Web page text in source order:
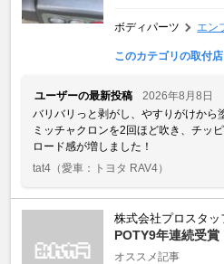
ボディパーツ エン
このカテゴリの取付
ユーザーの最新投稿
2026年8月8日
バリバリっと剥がし、やすりがけから
ミッチャクロンを2回ほど吹き、チッ
ロード感が増しました！
tat4 （愛車：トヨタ RAV4）
株式会社プロスタッ
POTY9年連続受
オススメ記事